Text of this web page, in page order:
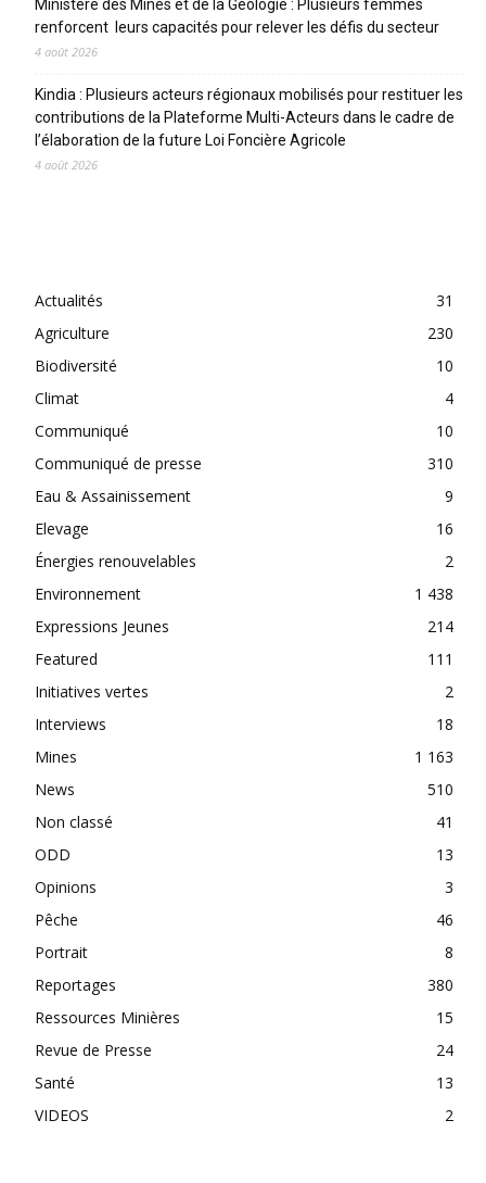
Ministère des Mines et de la Géologie : Plusieurs femmes
renforcent leurs capacités pour relever les défis du secteur
4 août 2026
Kindia : Plusieurs acteurs régionaux mobilisés pour restituer les
contributions de la Plateforme Multi-Acteurs dans le cadre de
l’élaboration de la future Loi Foncière Agricole
4 août 2026
Actualités
31
Agriculture
230
Biodiversité
10
Climat
4
Communiqué
10
Communiqué de presse
310
Eau & Assainissement
9
Elevage
16
Énergies renouvelables
2
Environnement
1 438
Expressions Jeunes
214
Featured
111
Initiatives vertes
2
Interviews
18
Mines
1 163
News
510
Non classé
41
ODD
13
Opinions
3
Pêche
46
Portrait
8
Reportages
380
Ressources Minières
15
Revue de Presse
24
Santé
13
VIDEOS
2